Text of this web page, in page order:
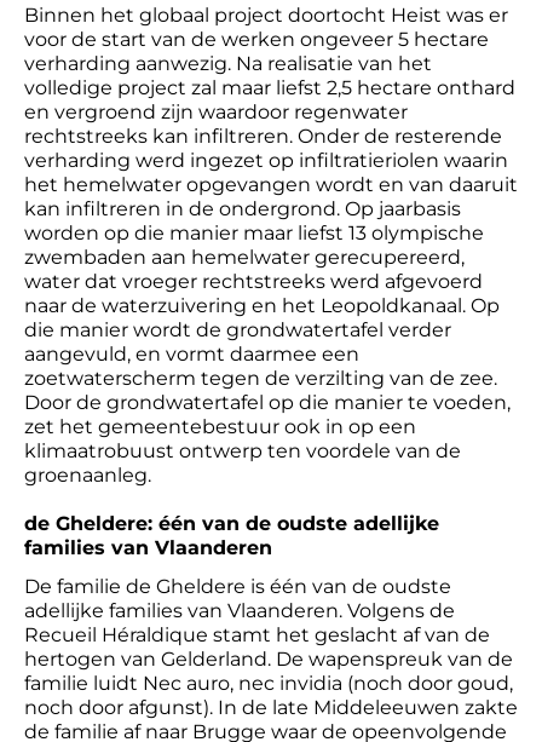
Binnen het globaal project doortocht Heist was er
voor de start van de werken ongeveer 5 hectare
verharding aanwezig. Na realisatie van het
volledige project zal maar liefst 2,5 hectare onthard
en vergroend zijn waardoor regenwater
rechtstreeks kan infiltreren. Onder de resterende
verharding werd ingezet op infiltratieriolen waarin
het hemelwater opgevangen wordt en van daaruit
kan infiltreren in de ondergrond. Op jaarbasis
worden op die manier maar liefst 13 olympische
zwembaden aan hemelwater gerecupereerd,
water dat vroeger rechtstreeks werd afgevoerd
naar de waterzuivering en het Leopoldkanaal. Op
die manier wordt de grondwatertafel verder
aangevuld, en vormt daarmee een
zoetwaterscherm tegen de verzilting van de zee.
Door de grondwatertafel op die manier te voeden,
zet het gemeentebestuur ook in op een
klimaatrobuust ontwerp ten voordele van de
groenaanleg.
de Gheldere: één van de oudste adellijke
families van Vlaanderen
De familie de Gheldere is één van de oudste
adellijke families van Vlaanderen. Volgens de
Recueil Héraldique stamt het geslacht af van de
hertogen van Gelderland. De wapenspreuk van de
familie luidt Nec auro, nec invidia (noch door goud,
noch door afgunst). In de late Middeleeuwen zakte
de familie af naar Brugge waar de opeenvolgende